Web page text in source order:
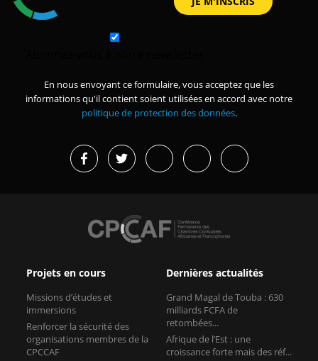
En nous envoyant ce formulaire, vous acceptez que les
informations qu'il contient soient utilisées en accord avec notre
politique de protection des données.
Projets en cours
Missions d’études et
immersions
Renforcer la sécurité des
organisations membres de la
CPCCAF
Dernières actualités
Grand Magal de Touba : 630
milliards FCFA de
retombées...
Afrique de l’Est : une
croissance forte mais des réf...